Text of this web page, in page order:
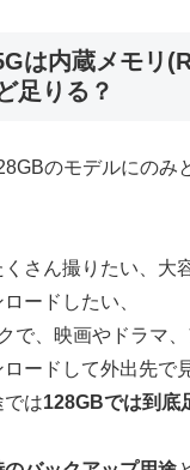
は内蔵メモリ
足りる？
のモデルにのみ
さん撮りたい、大
ードしたい、
で、映画やドラマ
ードして外出先で
では128GBでは到底